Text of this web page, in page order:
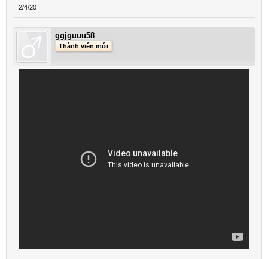
2/4/20
ggjguuu58
Thành viên mới